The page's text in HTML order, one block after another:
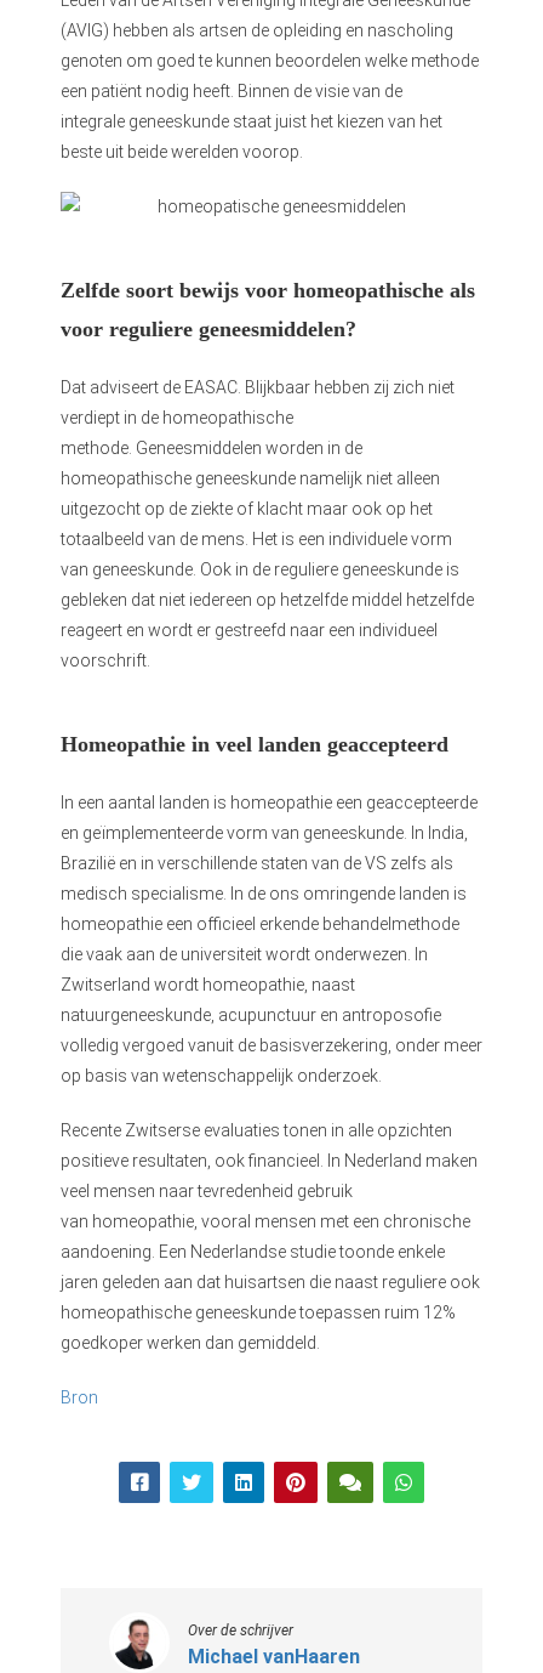
(AVIG) hebben als artsen de opleiding en nascholing
genoten om goed te kunnen beoordelen welke methode
een patiënt nodig heeft. Binnen de visie van de
integrale geneeskunde staat juist het kiezen van het
beste uit beide werelden voorop.
Zelfde soort bewijs voor homeopathische als
voor reguliere geneesmiddelen?
Dat adviseert de EASAC. Blijkbaar hebben zij zich niet
verdiept in de homeopathische
methode. Geneesmiddelen worden in de
homeopathische geneeskunde namelijk niet alleen
uitgezocht op de ziekte of klacht maar ook op het
totaalbeeld van de mens. Het is een individuele vorm
van geneeskunde. Ook in de reguliere geneeskunde is
gebleken dat niet iedereen op hetzelfde middel hetzelfde
reageert en wordt er gestreefd naar een individueel
voorschrift.
Homeopathie in veel landen geaccepteerd
In een aantal landen is homeopathie een geaccepteerde
en geïmplementeerde vorm van geneeskunde. In India,
Brazilië en in verschillende staten van de VS zelfs als
medisch specialisme. In de ons omringende landen is
homeopathie een officieel erkende behandelmethode
die vaak aan de universiteit wordt onderwezen. In
Zwitserland wordt homeopathie, naast
natuurgeneeskunde, acupunctuur en antroposofie
volledig vergoed vanuit de basisverzekering, onder meer
op basis van wetenschappelijk onderzoek.
Recente Zwitserse evaluaties tonen in alle opzichten
positieve resultaten, ook financieel. In Nederland maken
veel mensen naar tevredenheid gebruik
van homeopathie, vooral mensen met een chronische
aandoening. Een Nederlandse studie toonde enkele
jaren geleden aan dat huisartsen die naast reguliere ook
homeopathische geneeskunde toepassen ruim 12%
goedkoper werken dan gemiddeld.
Bron
Over de schrijver
Michael vanHaaren